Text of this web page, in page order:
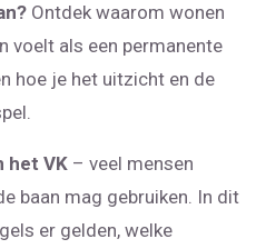
Ontdek waarom wonen
voelt als een permanente
hoe je het uitzicht en de
het VK – veel mensen
baan mag gebruiken. In dit
er gelden, welke